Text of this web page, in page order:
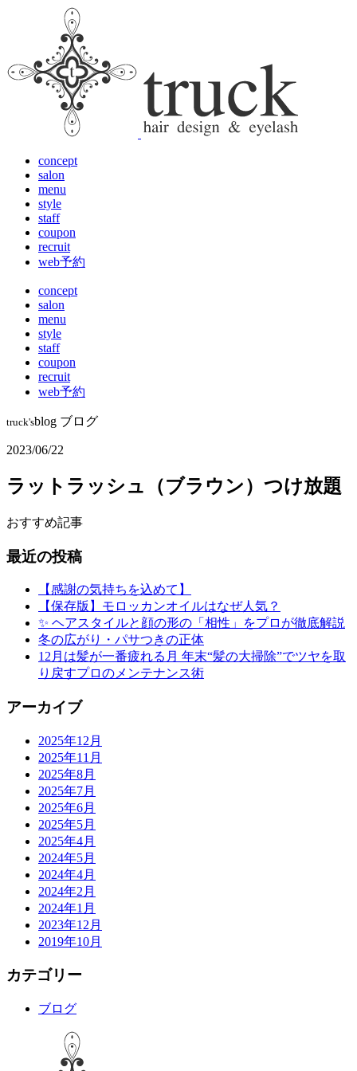
concept
salon
menu
style
staff
coupon
recruit
web予約
concept
salon
menu
style
staff
coupon
recruit
web予約
truck'sblog ブログ
2023/06/22
ラットラッシュ（ブラウン）つけ放題
おすすめ記事
最近の投稿
【感謝の気持ちを込めて】
【保存版】モロッカンオイルはなぜ人気？
✨ ヘアスタイルと顔の形の「相性」をプロが徹底解説
冬の広がり・パサつきの正体
12月は髪が一番疲れる月 年末“髪の大掃除”でツヤを取
り戻すプロのメンテナンス術
アーカイブ
2025年12月
2025年11月
2025年8月
2025年7月
2025年6月
2025年5月
2025年4月
2024年5月
2024年4月
2024年2月
2024年1月
2023年12月
2019年10月
カテゴリー
ブログ